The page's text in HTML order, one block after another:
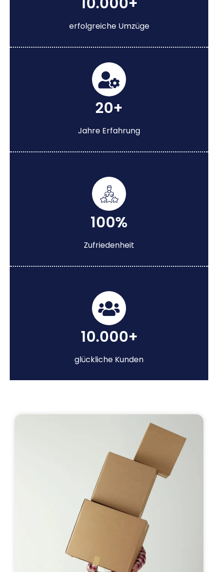
erfolgreiche Umzüge
20+
Jahre Erfahrung
100%
Zufriedenheit
10.000+
glückliche Kunden